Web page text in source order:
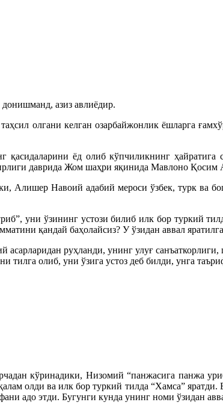
азиз авлиёдир.
олгани келган озарбайжонлик ёшларга
ёд олиб кўпчиликнинг ҳайратига
даврида Жом шаҳри яқинида Мавлоно Қосим
Алишер Навоий адабий мероси ўзбек, турк ва
уни ўзининг устози билиб илк бор туркий
қандай баҳолайсиз? У ўзидан аввал
руҳланди, унинг улуғ санъаткорлиги,
тилга олиб, уни ўзига устоз деб билди, унга
кўринадики, Низомий “панжасига панжа
олди ва илк бор туркий тилда “Хамса”
адо этди. Бугунги кунда унинг номи ўзидан